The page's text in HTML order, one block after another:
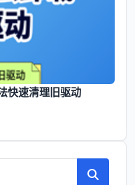
快速清理旧驱动